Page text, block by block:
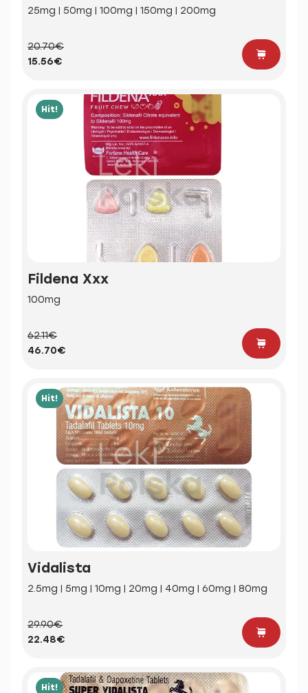
25mg | 50mg | 100mg | 150mg | 200mg
20.70€
15.56€
Hit!
Fildena Xxx
100mg
62.11€
46.70€
Hit!
Vidalista
2.5mg | 5mg | 10mg | 20mg | 40mg | 60mg | 80mg
29.90€
22.48€
Hit!